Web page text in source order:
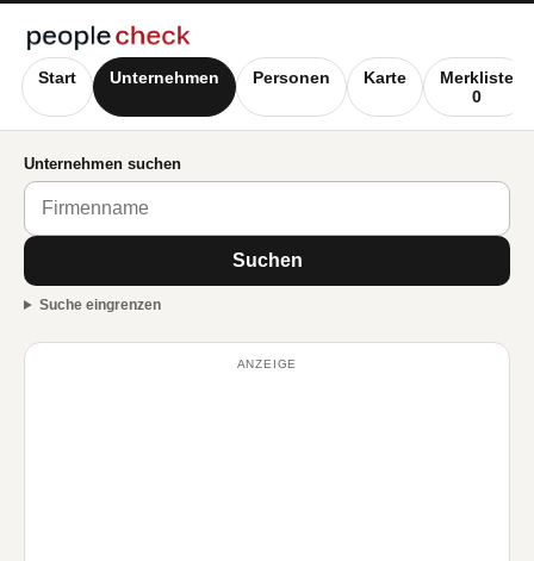
Start Unternehmen Personen Karte
Merkliste
0
Unternehmen suchen
Suchen
Suche eingrenzen
ANZEIGE